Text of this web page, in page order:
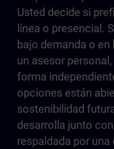
Usted decide si
línea o presencial.
bajo demanda o
un asesor
forma
opciones están
sostenibilidad
desarrolla junto
respaldada por